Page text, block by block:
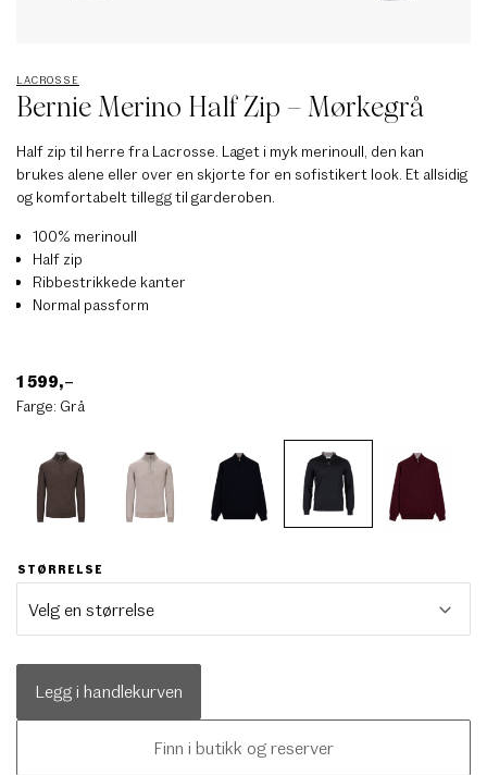
LACROSSE
Bernie Merino Half Zip – Mørkegrå
Half zip til herre fra Lacrosse. Laget i myk merinoull, den kan
brukes alene eller over en skjorte for en sofistikert look. Et allsidig
og komfortabelt tillegg til garderoben.
100% merinoull
Half zip
Ribbestrikkede kanter
Normal passform
1 599,–
Farge: Grå
STØRRELSE
Legg i handlekurven
Finn i butikk og reserver